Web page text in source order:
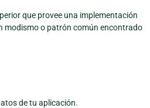
que provee una implementación
modismo o patrón común encontrado
de tu aplicación.